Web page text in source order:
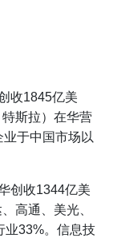
收1845亿美
斯拉）在华营
于中国市场以
创收1344亿美
高通、美光、
业33%。信息技